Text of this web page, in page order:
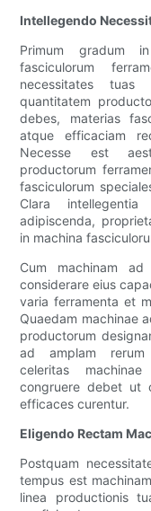
Intellegendo
Primum gradum
fasciculorum
necessitates tuas
quantitatem
debes, materias
atque efficaciam
Necesse est
productorum
fasciculorum
Clara intellegentia
adipiscenda,
in machina
Cum machinam
considerare eius
varia ferramenta et
Quaedam machinae
productorum
ad amplam rerum
celeritas
congruere debet ut
efficaces curentur.
Eligendo Rectam
Postquam
tempus est
linea productionis